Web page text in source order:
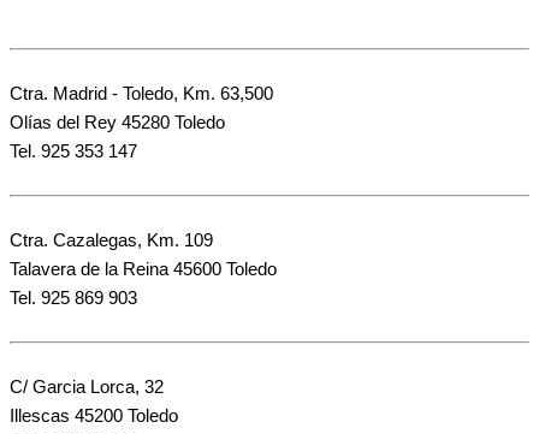
Ctra. Madrid - Toledo, Km. 63,500
Olías del Rey 45280 Toledo
Tel. 925 353 147
Ctra. Cazalegas, Km. 109
Talavera de la Reina 45600 Toledo
Tel. 925 869 903
C/ Garcia Lorca, 32
Illescas 45200 Toledo